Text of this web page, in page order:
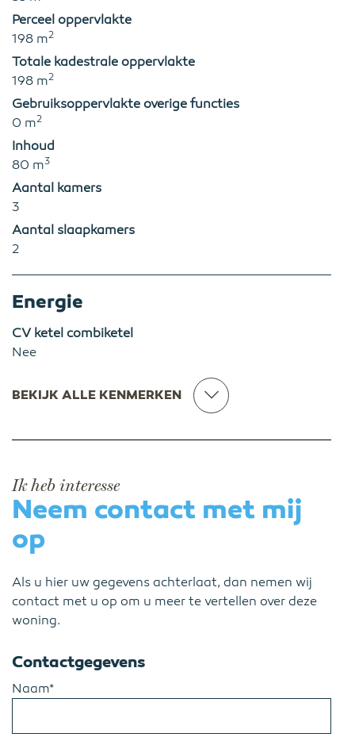
Perceel oppervlakte
198 m2
Totale kadestrale oppervlakte
198 m2
Gebruiksoppervlakte overige functies
0 m2
Inhoud
80 m3
Aantal kamers
3
Aantal slaapkamers
2
Energie
CV ketel combiketel
Nee
BEKIJK ALLE KENMERKEN
Ik heb interesse
Neem contact met mij
op
Als u hier uw gegevens achterlaat, dan nemen wij
contact met u op om u meer te vertellen over deze
woning.
Contactgegevens
Naam*